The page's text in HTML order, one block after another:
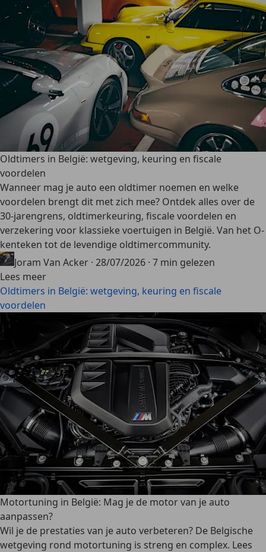
Oldtimers in België: wetgeving, keuring en fiscale
voordelen
Wanneer mag je auto een oldtimer noemen en welke
voordelen brengt dit met zich mee? Ontdek alles over de
30-jarengrens, oldtimerkeuring, fiscale voordelen en
verzekering voor klassieke voertuigen in België. Van het O-
kenteken tot de levendige oldtimercommunity.
Joram Van Acker · 28/07/2026 · 7 min gelezen
Lees meer
Oldtimers in België: wetgeving, keuring en fiscale
voordelen
Motortuning in België: Mag je de motor van je auto
aanpassen?
Wil je de prestaties van je auto verbeteren? De Belgische
wetgeving rond motortuning is streng en complex. Lees